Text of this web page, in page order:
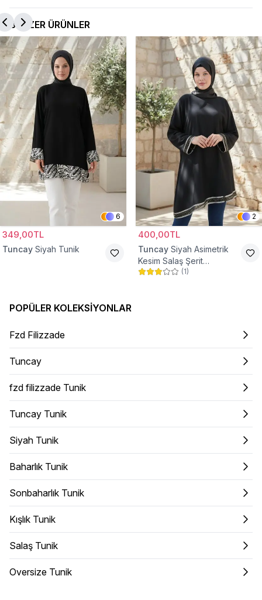
BENZER ÜRÜNLER
6
349,00TL
Tuncay Siyah Tunik
2
400,00TL
Tuncay Siyah Asimetrik
Kesim Salaş Şerit
Aksesuarlı Tunik
(1)
POPÜLER KOLEKSIYONLAR
Fzd Filizzade
Tuncay
fzd filizzade Tunik
Tuncay Tunik
Siyah Tunik
Baharlık Tunik
Sonbaharlık Tunik
Kışlık Tunik
Salaş Tunik
Oversize Tunik